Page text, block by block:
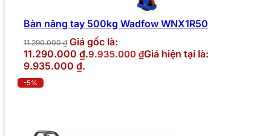
Bàn nâng tay 500kg Wadfow WNX1R50
11.290.000₫ Giá gốc là:
11.290.000 ₫.9.935.000 ₫Giá hiện tại là:
9.935.000 ₫.
-5%